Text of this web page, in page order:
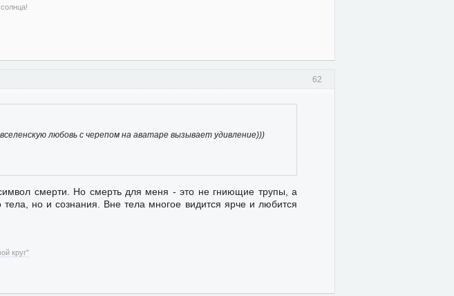
62
любовь с черепом на аватаре вызывает удивление)))
смерти. Но смерть для меня - это не гниющие трупы, а
но и сознания. Вне тела многое видится ярче и любится
круг"